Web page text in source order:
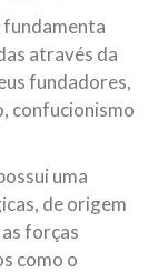
fundamenta
através da
fundadores,
confucionismo
uma
de origem
forças
como o